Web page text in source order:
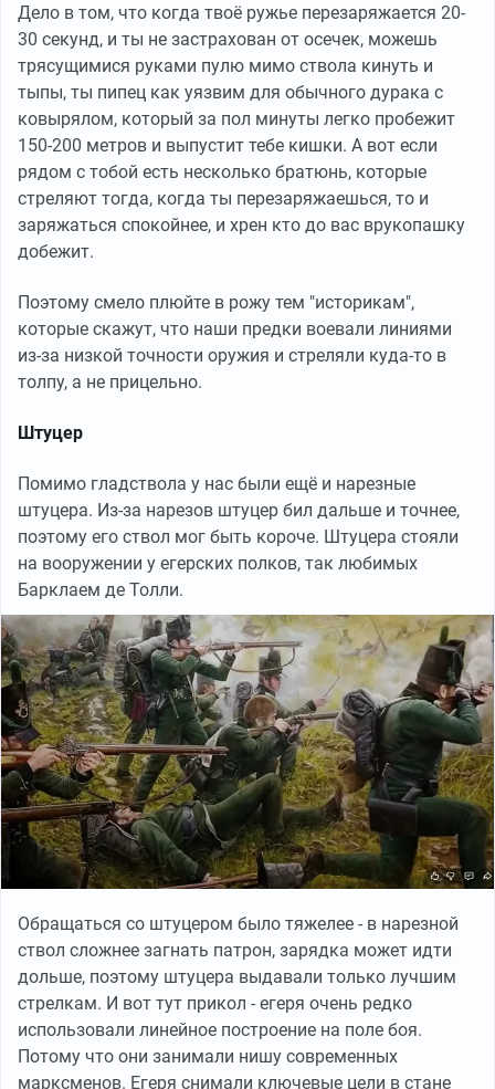
Дело в том, что когда твоё ружье перезаряжается 20-
30 секунд, и ты не застрахован от осечек, можешь
трясущимися руками пулю мимо ствола кинуть и
тыпы, ты пипец как уязвим для обычного дурака с
ковырялом, который за пол минуты легко пробежит
150-200 метров и выпустит тебе кишки. А вот если
рядом с тобой есть несколько братюнь, которые
стреляют тогда, когда ты перезаряжаешься, то и
заряжаться спокойнее, и хрен кто до вас врукопашку
добежит.
Поэтому смело плюйте в рожу тем "историкам",
которые скажут, что наши предки воевали линиями
из-за низкой точности оружия и стреляли куда-то в
толпу, а не прицельно.
Штуцер
Помимо гладствола у нас были ещё и нарезные
штуцера. Из-за нарезов штуцер бил дальше и точнее,
поэтому его ствол мог быть короче. Штуцера стояли
на вооружении у егерских полков, так любимых
Барклаем де Толли.
Обращаться со штуцером было тяжелее - в нарезной
ствол сложнее загнать патрон, зарядка может идти
дольше, поэтому штуцера выдавали только лучшим
стрелкам. И вот тут прикол - егеря очень редко
использовали линейное построение на поле боя.
Потому что они занимали нишу современных
марксменов. Егеря снимали ключевые цели в стане